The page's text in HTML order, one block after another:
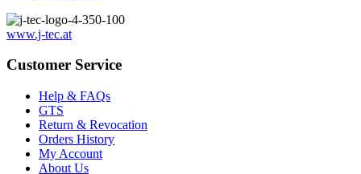
www.j-tec.at
Customer Service
Help & FAQs
GTS
Return & Revocation
Orders History
My Account
About Us